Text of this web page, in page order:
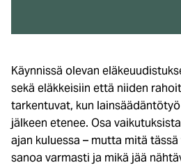
Käynnissä olevan
sekä eläkkeisiin että niiden
tarkentuvat, kun
jälkeen etenee. Osa
ajan kuluessa – mutta mitä
sanoa varmasti ja mikä jää